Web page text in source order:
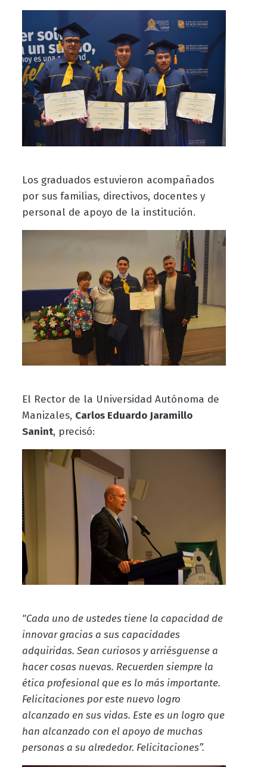
Los graduados estuvieron acompañados
por sus familias, directivos, docentes y
personal de apoyo de la institución.
El Rector de la Universidad Autónoma de
Manizales, Carlos Eduardo Jaramillo
Sanint, precisó:
"Cada uno de ustedes tiene la capacidad de
innovar gracias a sus capacidades
adquiridas. Sean curiosos y arriésguense a
hacer cosas nuevas. Recuerden siempre la
ética profesional que es lo más importante.
Felicitaciones por este nuevo logro
alcanzado en sus vidas. Este es un logro que
han alcanzado con el apoyo de muchas
personas a su alrededor. Felicitaciones”.